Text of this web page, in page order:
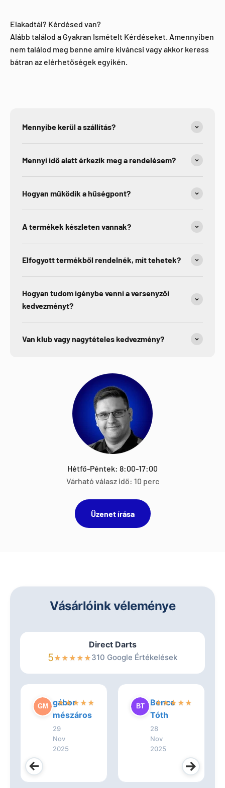
Elakadtál? Kérdésed van?
Alább találod a Gyakran Ismételt Kérdéseket. Amennyiben
nem találod meg benne amire kiváncsi vagy akkor keress
bátran az elérhetőségek egyikén.
Mennyibe kerül a szállítás?
Mennyi idő alatt érkezik meg a rendelésem?
Hogyan működik a hűségpont?
A termékek készleten vannak?
Elfogyott termékből rendelnék, mit tehetek?
Hogyan tudom igénybe venni a versenyzői
kedvezményt?
Van klub vagy nagytételes kedvezmény?
Hétfő-Péntek: 8:00-17:00
Várható válasz idő: 10 perc
Üzenet írása
Vásárlóink véleménye
Direct Darts
5★★★★★310 Google Értékelések
gábor
mészáros
29
Nov
2025
★★★★★
Bence
Tóth
28
Nov
2025
★★★★★